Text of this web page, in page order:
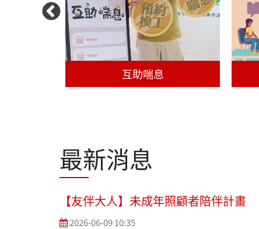
互助喘息
最新消息
【友伴大人】未成年照顧者陪伴計畫
2026-06-09 10:35